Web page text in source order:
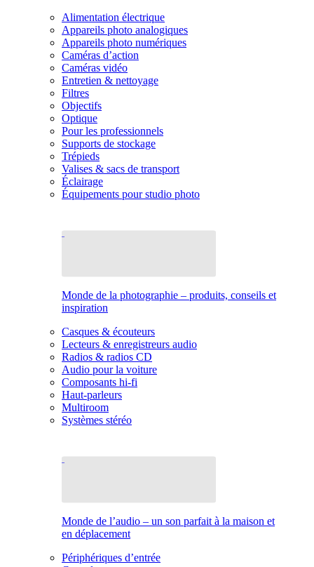
Alimentation électrique
Appareils photo analogiques
Appareils photo numériques
Caméras d’action
Caméras vidéo
Entretien & nettoyage
Filtres
Objectifs
Optique
Pour les professionnels
Supports de stockage
Trépieds
Valises & sacs de transport
Éclairage
Équipements pour studio photo
Monde de la photographie – produits, conseils et
inspiration
Casques & écouteurs
Lecteurs & enregistreurs audio
Radios & radios CD
Audio pour la voiture
Composants hi-fi
Haut-parleurs
Multiroom
Systèmes stéréo
Monde de l’audio – un son parfait à la maison et
en déplacement
Périphériques d’entrée